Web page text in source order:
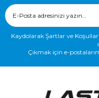
Kaydolarak Şartlar ve
Çıkmak için e-